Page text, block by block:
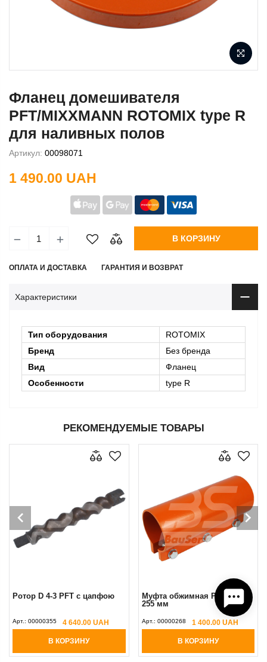
Фланец домешивателя
PFT/MIXXMANN ROTOMIX type R
для наливных полов
Артикул: 00098071
1 490.00 UAH
В КОРЗИНУ
ОПЛАТА И ДОСТАВКА ГАРАНТИЯ И ВОЗВРАТ
Характеристики
Тип оборудования
ROTOMIX
Бренд
Без бренда
Вид
Фланец
Особенности
type R
РЕКОМЕНДУЕМЫЕ ТОВАРЫ
Ротор D 4-3 PFT с цапфою
Арт.: 00000355 4 640.00 UAH
В КОРЗИНУ
Муфта обжимная PFT type D
255 мм
Арт.: 00000268 1 400.00 UAH
В КОРЗИНУ